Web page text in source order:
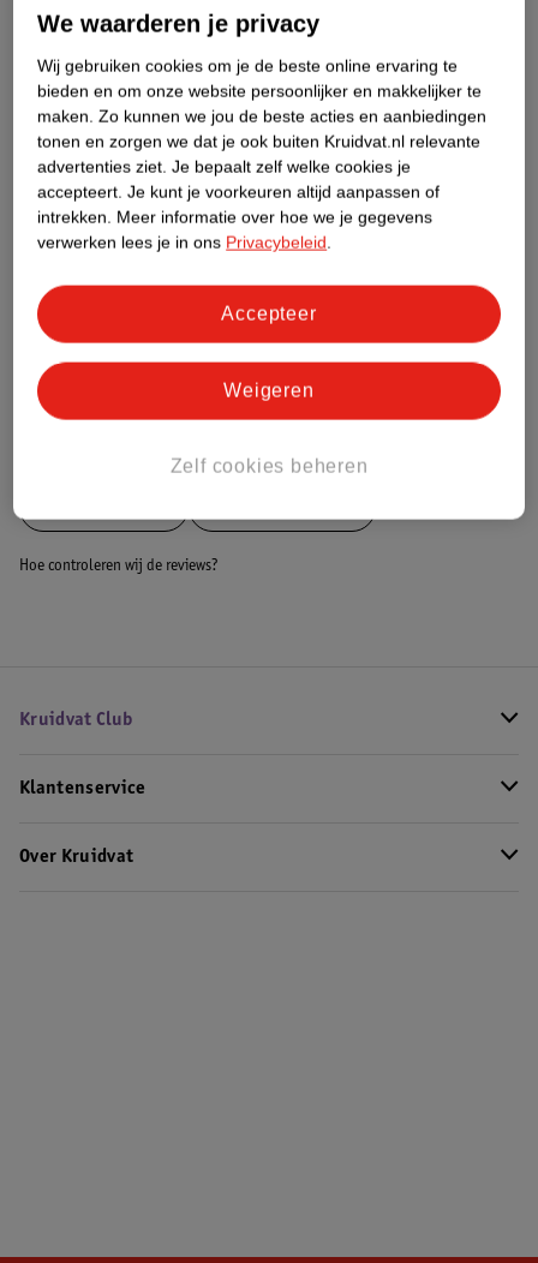
Productinformatie
Etiketinformatie
Nature Impact Score
Dit product heeft (nog) geen Nature
Impact Score.
Bestel & Bezorginformatie
Hoe controleren wij de reviews?
Kruidvat Club
Klantenservice
Over Kruidvat
We waarderen je privacy
Wij gebruiken cookies om je de beste online ervaring te
bieden en om onze website persoonlijker en makkelijker te
maken. Zo kunnen we jou de beste acties en aanbiedingen
tonen en zorgen we dat je ook buiten Kruidvat.nl relevante
advertenties ziet. Je bepaalt zelf welke cookies je
accepteert. Je kunt je voorkeuren altijd aanpassen of
intrekken. Meer informatie over hoe we je gegevens
verwerken lees je in ons Privacybeleid.
Zelf cookies beheren
Weigeren
Accepteer